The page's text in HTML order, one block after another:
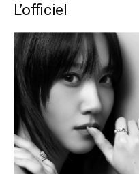
L’officiel